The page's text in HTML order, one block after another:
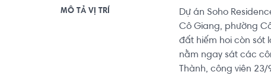
MÔ TẢ VỊ TRÍ
Dự án Soho
Cô Giang, phường
đất hiếm hoi còn sót
nằm ngay sát các
Thành, công viên